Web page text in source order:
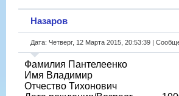
Назаров
Дата: Четверг, 12 Марта 2015, 20:53:39 |
Фамилия Пантелеенко
Имя Владимир
Отчество Тихонович